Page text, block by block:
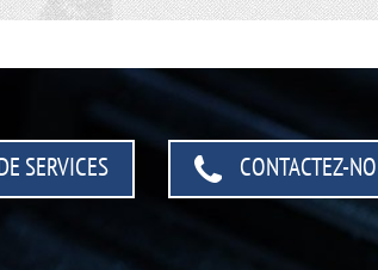
SERVICES CONTACTEZ-